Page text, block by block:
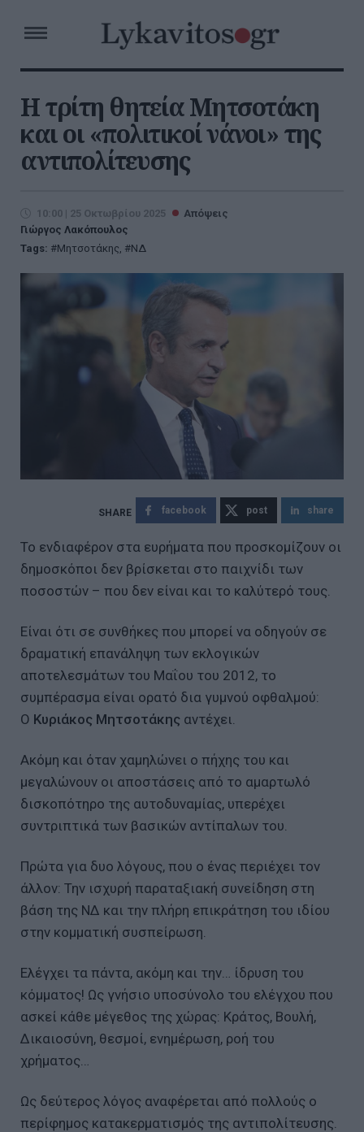
Η τρίτη θητεία Μητσοτάκη
και οι «πολιτικοί νάνοι» της
αντιπολίτευσης
10:00 | 25 Οκτωβρίου 2025
Απόψεις
Γιώργος Λακόπουλος
Tags:
Μητσοτάκης, ΝΔ
facebook post share
Το ενδιαφέρον στα ευρήματα που προσκομίζουν οι
δημοσκόποι δεν βρίσκεται στο παιχνίδι των
ποσοστών – που δεν είναι και το καλύτερό τους.
Είναι ότι σε συνθήκες που μπορεί να οδηγούν σε
δραματική επανάληψη των εκλογικών
αποτελεσμάτων του Μαΐου του 2012, το
συμπέρασμα είναι ορατό δια γυμνού οφθαλμού:
Ο Κυριάκος Μητσοτάκης αντέχει.
Ακόμη και όταν χαμηλώνει ο πήχης του και
μεγαλώνουν οι αποστάσεις από το αμαρτωλό
δισκοπότηρο της αυτοδυναμίας, υπερέχει
συντριπτικά των βασικών αντίπαλων του.
Πρώτα για δυο λόγους, που ο ένας περιέχει τον
άλλον: Την ισχυρή παραταξιακή συνείδηση στη
βάση της ΝΔ και την πλήρη επικράτηση του ιδίου
στην κομματική συσπείρωση.
Ελέγχει τα πάντα, ακόμη και την… ίδρυση του
κόμματος! Ως γνήσιο υποσύνολο του ελέγχου που
ασκεί κάθε μέγεθος της χώρας: Κράτος, Βουλή,
Δικαιοσύνη, θεσμοί, ενημέρωση, ροή του
χρήματος…
Ως δεύτερος λόγος αναφέρεται από πολλούς ο
περίφημος κατακερματισμός της αντιπολίτευσης.